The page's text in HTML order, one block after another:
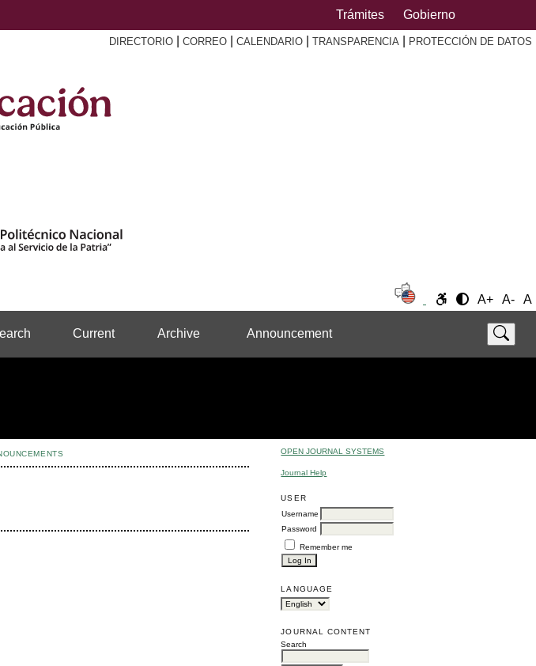
Trámites Gobierno
DIRECTORIO CORREO CALENDARIO TRANSPARENCIA PROTECCIÓN DE DATOS
A+ A- A
Current Archive Announcement
OPEN JOURNAL SYSTEMS
Journal Help
USER
Username
Password
Remember me
LANGUAGE
JOURNAL CONTENT
Search